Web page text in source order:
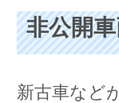
非公開
新古車など